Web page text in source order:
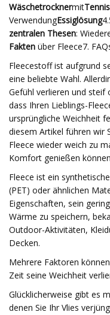
Wäschetrocknermit
VerwendungEssiglösung
zentralen Thesen:
Fakten über Fleece7.
Fleecestoff ist aufgrund
eine beliebte Wahl.
Gefühl verlieren und steif
dass Ihren Lieblings-
ursprüngliche Weichheit
diesem Artikel führen wir
Fleece wieder weich zu
Komfort genießen
Fleece ist ein
(PET) oder ähnlichen
Eigenschaften, sein
Wärme zu speichern,
Outdoor-Aktivitäten,
Decken.
Mehrere Faktoren
Zeit seine Weichheit
Glücklicherweise gibt es
denen Sie Ihr Vlies